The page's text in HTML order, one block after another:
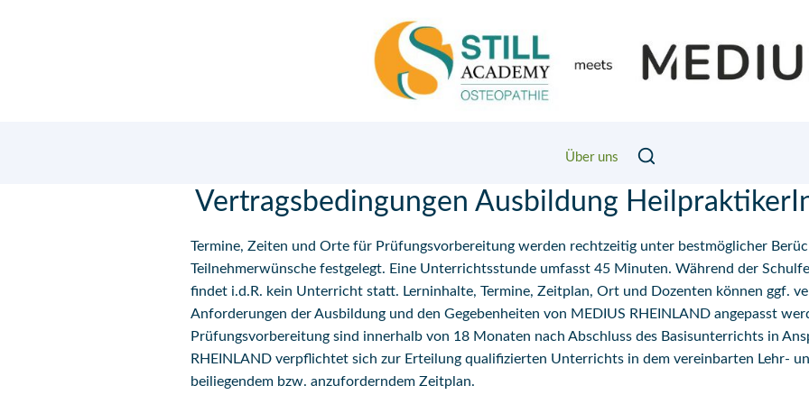
Über uns
Vertragsbedingungen Ausbildung
Termine, Zeiten und Orte für Prüfungsvorbereitung werden rechtzeitig unter bestmöglicher
Teilnehmerwünsche festgelegt. Eine Unterrichtsstunde umfasst 45 Minuten. Während der
findet i.d.R. kein Unterricht statt. Lerninhalte, Termine, Zeitplan, Ort und Dozenten können ggf.
Anforderungen der Ausbildung und den Gegebenheiten von MEDIUS RHEINLAND angepasst
Prüfungsvorbereitung sind innerhalb von 18 Monaten nach Abschluss des Basisunterrichts in
RHEINLAND verpflichtet sich zur Erteilung qualifizierten Unterrichts in dem vereinbarten Lehr-
beiliegendem bzw. anzuforderndem Zeitplan.